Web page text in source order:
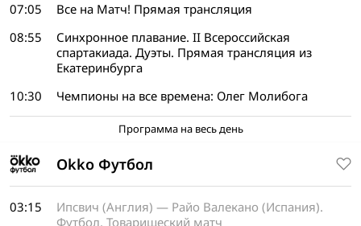
07:05
Все на Матч! Прямая трансляция
08:55
Синхронное плавание. II Всероссийская
спартакиада. Дуэты. Прямая трансляция из
Екатеринбурга
10:30
Чемпионы на все времена: Олег Молибога
Программа на весь день
Okko Футбол
03:15
Ипсвич (Англия) — Райо Валекано (Испания).
Футбол. Товарищеский матч